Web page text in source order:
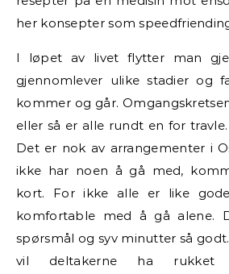
her konsepter som
I løpet av livet flytter man
gjennomlever ulike stadier og
kommer og går.
eller så er alle rundt en for
Det er nok av arrangementer i
ikke har noen å gå med,
kort. For ikke alle er like
komfortable med å gå alene.
spørsmål og syv minutter så
vil deltakerne ha